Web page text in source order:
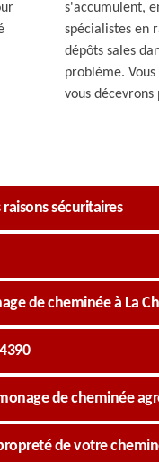
s'accumulent,
spécialistes en
dépôts sales
problème.
vous décevrons
sécuritaires
de cheminée à La
de cheminée
de votre